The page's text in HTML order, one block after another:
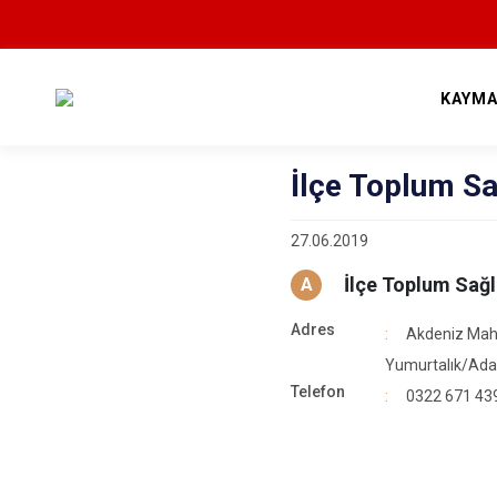
İlçe Toplum
27.06.2019
A İlçe Toplum
Adres
Akdeniz
Yumurtalık/
Telefon
0322 671